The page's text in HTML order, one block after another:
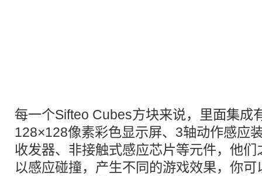
每一个Sifteo Cubes方块来说，里面集成
128×128像素彩色显示屏、3轴动作感应
收发器、非接触式感应芯片等元件，他
以感应碰撞，产生不同的游戏效果，你